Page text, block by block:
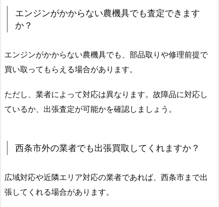
エンジンがかからない農機具でも査定できます
か？
エンジンがかからない農機具でも、部品取りや修理前提で
買い取ってもらえる場合があります。
ただし、業者によって対応は異なります。故障品に対応し
ているか、出張査定が可能かを確認しましょう。
西条市外の業者でも出張買取してくれますか？
広域対応や近隣エリア対応の業者であれば、西条市まで出
張してくれる場合があります。